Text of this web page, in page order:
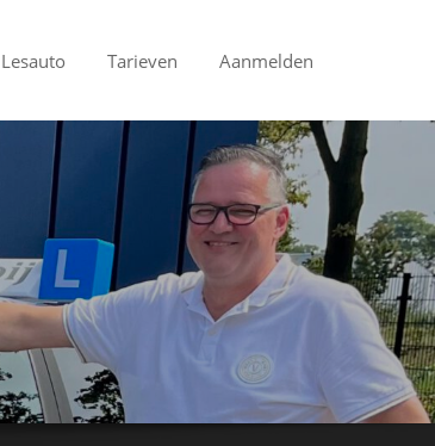
Lesauto Tarieven Aanmelden